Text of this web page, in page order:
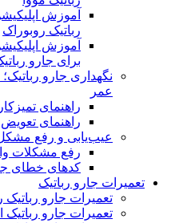
رباتیک روبوراک
برای جارو
نگهداری جارو
عمر
راهنمای
راهنمای
عیب‌یابی و رفع مشکل
رفع مشکلات
کدهای خطای
تعمیرات جارو رباتیک
تعمیرات جارو رباتیک
تعمیرات جارو